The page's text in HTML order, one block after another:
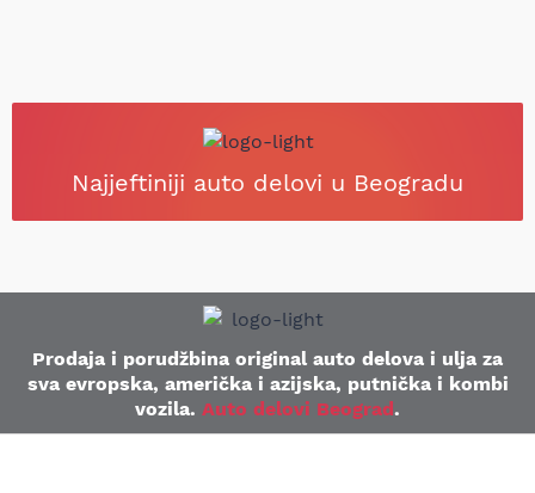
Najjeftiniji auto delovi u Beogradu
Prodaja i porudžbina original auto delova i ulja za
sva evropska, američka i azijska, putnička i kombi
vozila. Auto delovi Beograd.